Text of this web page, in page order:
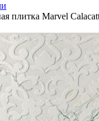
плитка Marvel